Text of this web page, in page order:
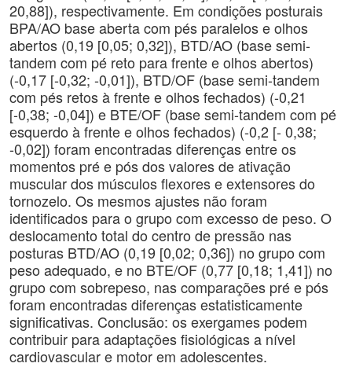
20,88]), respectivamente. Em condições posturais
BPA/AO base aberta com pés paralelos e olhos
abertos (0,19 [0,05; 0,32]), BTD/AO (base semi-
tandem com pé reto para frente e olhos abertos)
(-0,17 [-0,32; -0,01]), BTD/OF (base semi-tandem
com pés retos à frente e olhos fechados) (-0,21
[-0,38; -0,04]) e BTE/OF (base semi-tandem com pé
esquerdo à frente e olhos fechados) (-0,2 [- 0,38;
-0,02]) foram encontradas diferenças entre os
momentos pré e pós dos valores de ativação
muscular dos músculos flexores e extensores do
tornozelo. Os mesmos ajustes não foram
identificados para o grupo com excesso de peso. O
deslocamento total do centro de pressão nas
posturas BTD/AO (0,19 [0,02; 0,36]) no grupo com
peso adequado, e no BTE/OF (0,77 [0,18; 1,41]) no
grupo com sobrepeso, nas comparações pré e pós
foram encontradas diferenças estatisticamente
significativas. Conclusão: os exergames podem
contribuir para adaptações fisiológicas a nível
cardiovascular e motor em adolescentes.